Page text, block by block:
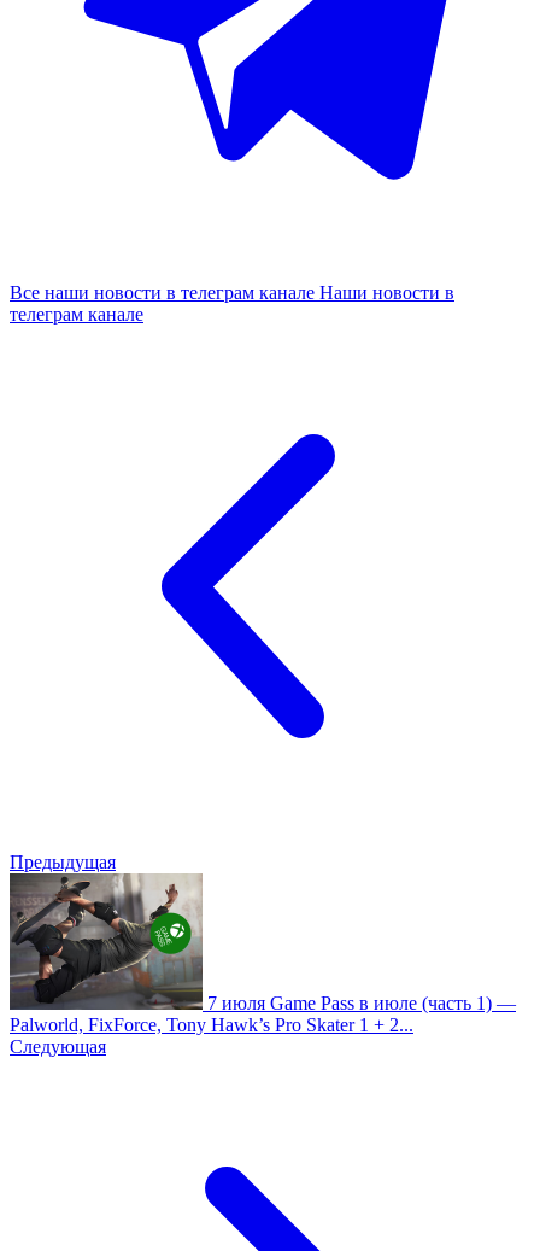
Все наши новости в телеграм канале Наши новости в
телеграм канале
Предыдущая
7 июля Game Pass в июле (часть 1) —
Palworld, FixForce, Tony Hawk’s Pro Skater 1 + 2...
Следующая